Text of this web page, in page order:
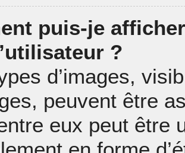
puis-je
?
d’images,
peuvent être
eux peut